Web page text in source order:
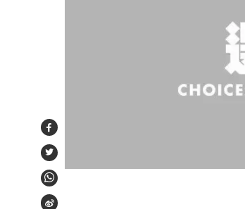
Facebook
Twitter
WhatsApp